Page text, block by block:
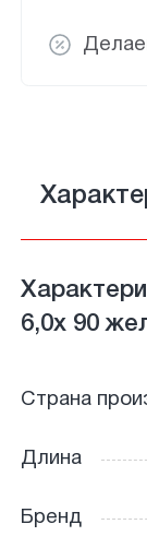
6,0х 90
Страна
Длина
Бренд